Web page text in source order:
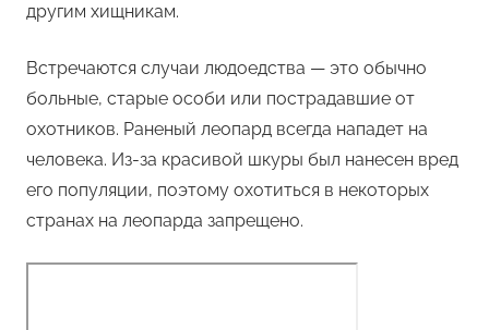
другим хищникам.
Встречаются случаи людоедства — это обычно
больные, старые особи или пострадавшие от
охотников. Раненый леопард всегда нападет на
человека. Из-за красивой шкуры был нанесен вред
его популяции, поэтому охотиться в некоторых
странах на леопарда запрещено.